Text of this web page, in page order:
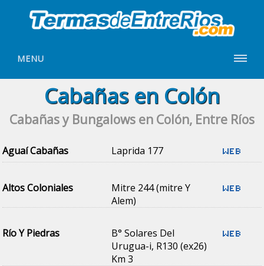
MENU
Cabañas en Colón
Cabañas y Bungalows en Colón, Entre Ríos
Aguaí Cabañas Laprida 177
Altos Coloniales
Mitre 244 (mitre Y
Alem)
Río Y Piedras
B° Solares Del
Urugua-i, R130 (ex26)
Km 3